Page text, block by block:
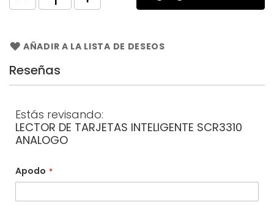
AÑADIR A LA LISTA DE DESEOS
Reseñas
Estás revisando:
LECTOR DE TARJETAS INTELIGENTE SCR3310
ANALOGO
Apodo